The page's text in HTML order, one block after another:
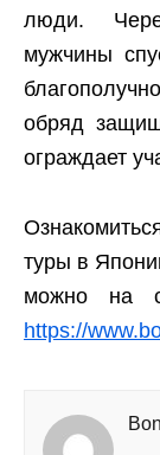
люди.
мужчины
обряд
ограждает
туры в
можно на
https://